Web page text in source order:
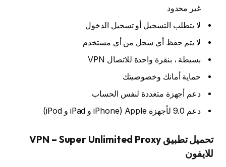
غير محدود
لا يتطلب التسجيل أو تسجيل الدخول
لا يتم حفظ أي سجل من أي مستخدم
بسيطة ، بنقرة واحدة للاتصال VPN
حماية أمانك وخصوصيتك
دعم أجهزة متعددة لنفس الحساب
دعم 9.0 لأجهزة Apple (iPhone و iPad و iPod)
تحميل تطبيق VPN – Super Unlimited Proxy
للايفون